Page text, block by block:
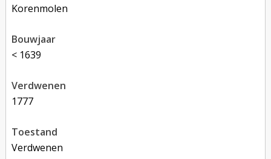
korenmolen
bouwjaar
< 1639
verdwenen
1777
toestand
verdwenen